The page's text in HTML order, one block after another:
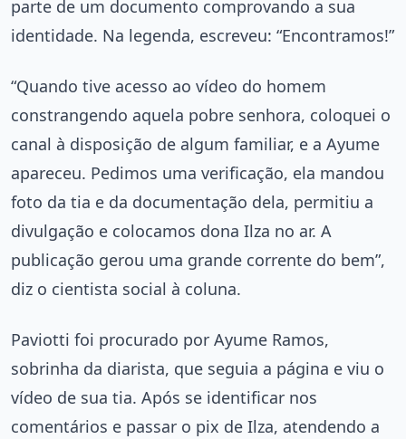
parte de um documento comprovando a sua
identidade. Na legenda, escreveu: “Encontramos!”
“Quando tive acesso ao vídeo do homem
constrangendo aquela pobre senhora, coloquei o
canal à disposição de algum familiar, e a Ayume
apareceu. Pedimos uma verificação, ela mandou
foto da tia e da documentação dela, permitiu a
divulgação e colocamos dona Ilza no ar. A
publicação gerou uma grande corrente do bem”,
diz o cientista social à coluna.
Paviotti foi procurado por Ayume Ramos,
sobrinha da diarista, que seguia a página e viu o
vídeo de sua tia. Após se identificar nos
comentários e passar o pix de Ilza, atendendo a